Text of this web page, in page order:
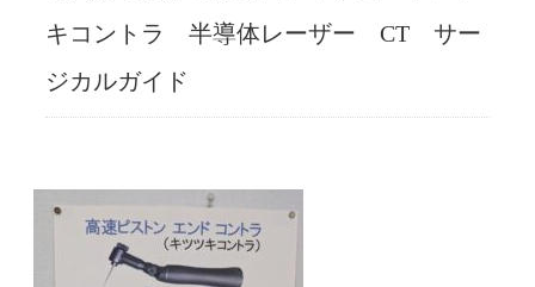
キコントラ 半導体レーザー CT サー
ジカルガイド